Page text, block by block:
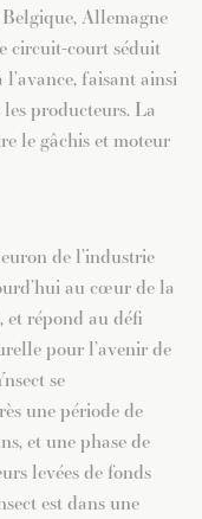
Allemagne
circuit-court séduit
faisant ainsi
producteurs. La
le gâchis et moteur
de l’industrie
au cœur de la
et répond au défi
pour l’avenir de
se
une période de
et une phase de
levées de fonds
est dans une